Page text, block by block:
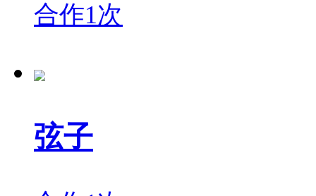
合作1次
弦子